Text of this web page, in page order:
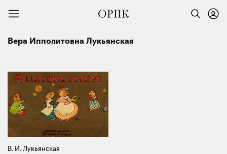
Вера Ипполитовна Лукьянская
В. И. Лукьянская